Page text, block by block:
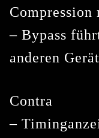
Compression
– Bypass
anderen
Contra
–